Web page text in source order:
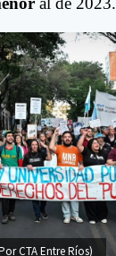
CTA Entre Ríos)